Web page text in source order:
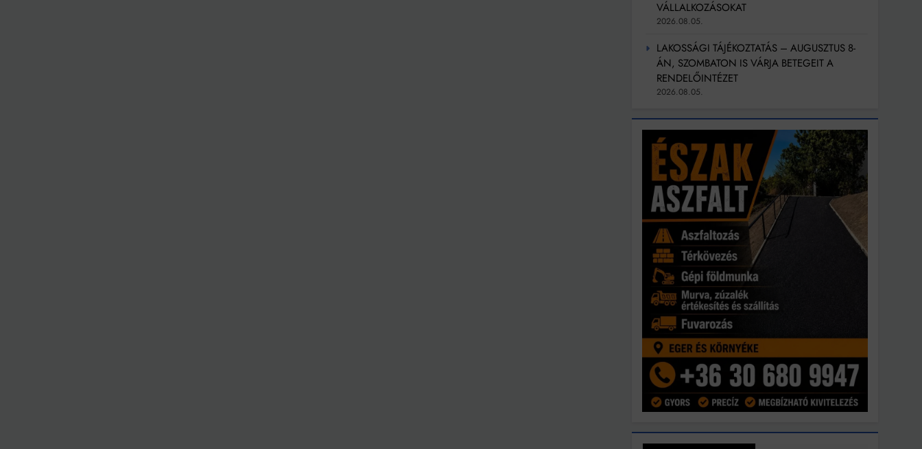
VÁLLALKOZÁSOKAT
2026.08.05.
LAKOSSÁGI TÁJÉKOZTATÁS – AUGUSZTUS 8-
ÁN, SZOMBATON IS VÁRJA BETEGEIT A
RENDELŐINTÉZET
2026.08.05.